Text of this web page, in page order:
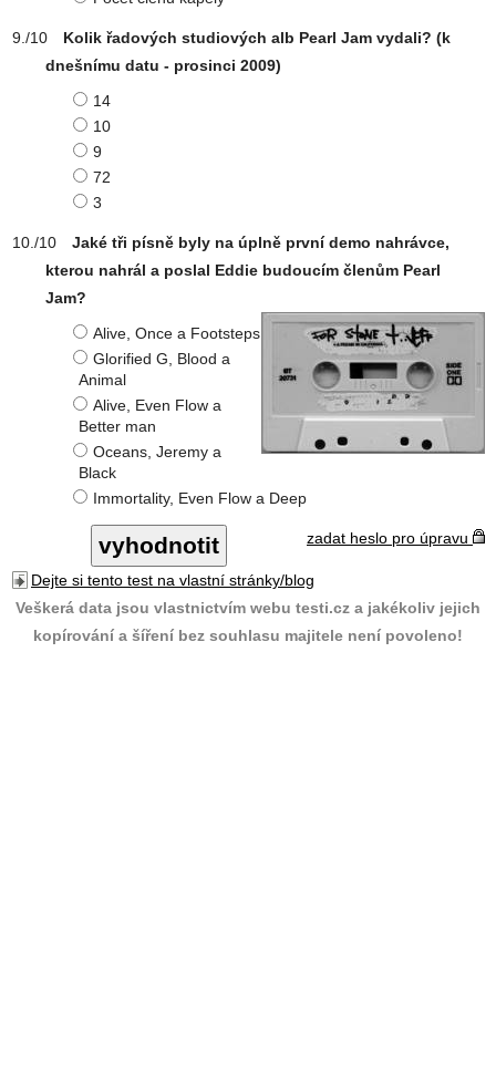
Kolik řadových studiových alb Pearl Jam vydali? (k
dnešnímu datu - prosinci 2009)
14
10
9
72
3
Jaké tři písně byly na úplně první demo nahrávce,
kterou nahrál a poslal Eddie budoucím členům Pearl
Jam?
Alive, Once a Footsteps
Glorified G, Blood a
Animal
Alive, Even Flow a
Better man
Oceans, Jeremy a
Black
Immortality, Even Flow a Deep
zadat heslo pro úpravu
Dejte si tento test na vlastní stránky/blog
Veškerá data jsou vlastnictvím webu testi.cz a jakékoliv jejich
kopírování a šíření bez souhlasu majitele není povoleno!